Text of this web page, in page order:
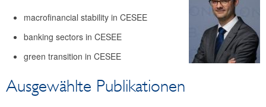
Schwerpunkt Zentral-, Ost- und Südosteuropa (CESEE)
Schwerpunkt Globalisierung
macrofinancial stability in CESEE
banking sectors in CESEE
green transition in CESEE
Ausgewählte Publikationen